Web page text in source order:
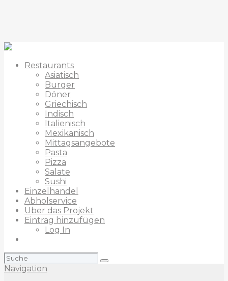
Restaurants
Asiatisch
Burger
Döner
Griechisch
Indisch
Italienisch
Mexikanisch
Mittagsangebote
Pasta
Pizza
Salate
Sushi
Einzelhandel
Abholservice
Über das Projekt
Eintrag hinzufügen
Log In
Suchen
nach:
Navigation